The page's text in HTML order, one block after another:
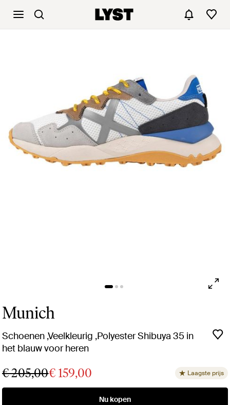
Munich
Schoenen ,Veelkleurig ,Polyester Shibuya 35 in
het blauw voor heren
€ 205,00€ 159,00 Laagste prijs
Nu kopen